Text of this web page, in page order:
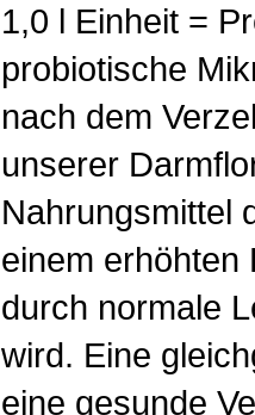
1,0 l Einheit =
probiotische
nach dem
unserer
Nahrungsmittel
einem erhöhten
durch normale
wird. Eine
eine gesunde